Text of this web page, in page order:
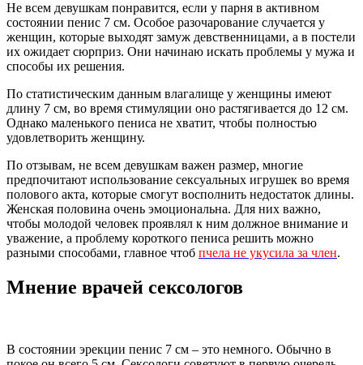
Не всем девушкам понравится, если у парня в активном
состоянии пенис 7 см. Особое разочарование случается у
женщин, которые выходят замуж девственницами, а в постели
их ожидает сюрприз. Они начинаю искать проблемы у мужа и
способы их решения.
По статистическим данным влагалище у женщины имеют
длину 7 см, во время стимуляции оно растягивается до 12 см.
Однако маленького пениса не хватит, чтобы полностью
удовлетворить женщину.
По отзывам, не всем девушкам важен размер, многие
предпочитают использование сексуальных игрушек во время
полового акта, которые смогут восполнить недостаток длины.
Женская половина очень эмоциональна. Для них важно,
чтобы молодой человек проявлял к ним должное внимание и
уважение, а проблему короткого пениса решить можно
разными способами, главное чтоб пчела не укусила за член.
Мнение врачей сексологов
В состоянии эрекции пенис 7 см – это немного. Обычно в